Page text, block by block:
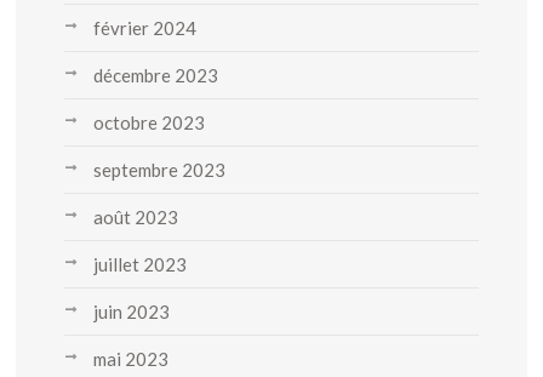
février 2024
décembre 2023
octobre 2023
septembre 2023
août 2023
juillet 2023
juin 2023
mai 2023